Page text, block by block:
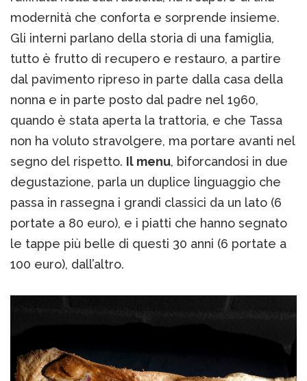
modernità che conforta e sorprende insieme.
Gli interni parlano della storia di una famiglia,
tutto è frutto di recupero e restauro, a partire
dal pavimento ripreso in parte dalla casa della
nonna e in parte posto dal padre nel 1960,
quando è stata aperta la trattoria, e che Tassa
non ha voluto stravolgere, ma portare avanti nel
segno del rispetto. Il menu, biforcandosi in due
degustazione, parla un duplice linguaggio che
passa in rassegna i grandi classici da un lato (6
portate a 80 euro), e i piatti che hanno segnato
le tappe più belle di questi 30 anni (6 portate a
100 euro), dall’altro.